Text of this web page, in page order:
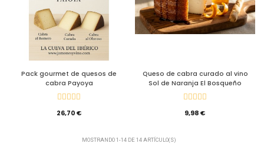
Pack gourmet de quesos de
cabra Payoya
26,70 €
Queso de cabra curado al vino
Sol de Naranja El Bosqueño
9,98 €
MOSTRANDO 1-14 DE 14 ARTÍCULO(S)